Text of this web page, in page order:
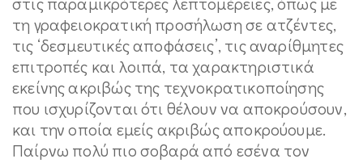
τη γραφειοκρατική προσήλωση σε ατζέντες,
τις ‘δεσμευτικές αποφάσεις’, τις αναρίθμητες
επιτροπές και λοιπά, τα χαρακτηριστικά
εκείνης ακριβώς της τεχνοκρατικοποίησης
που ισχυρίζονται ότι θέλουν να αποκρούσουν,
και την οποία εμείς ακριβώς αποκρούουμε.
Παίρνω πολύ πιο σοβαρά από εσένα τον